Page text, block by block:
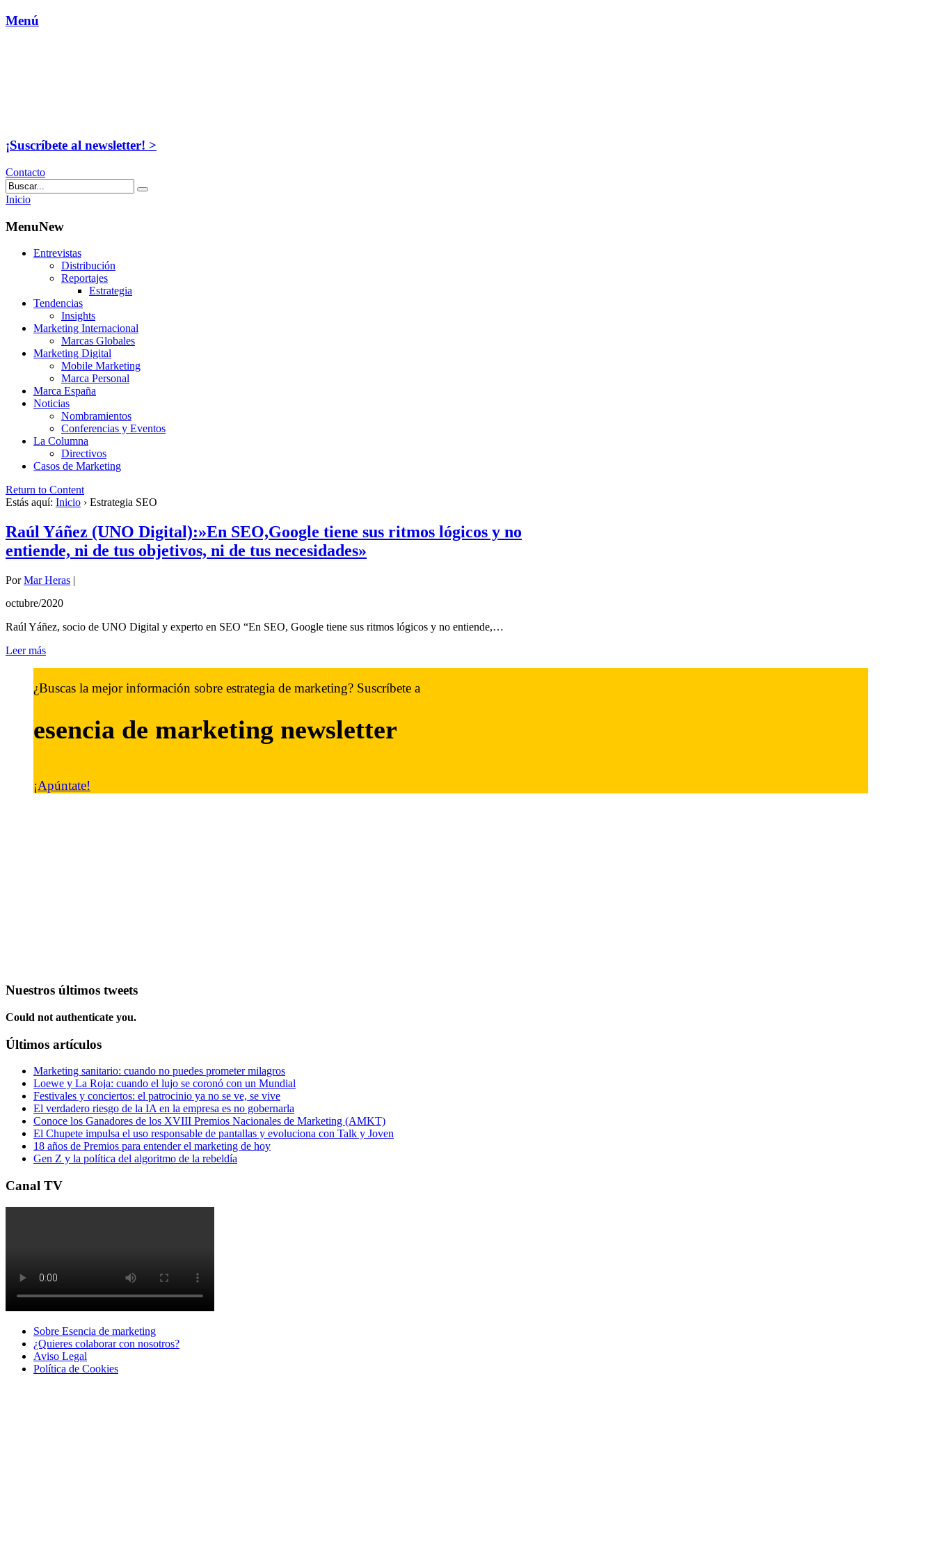
Menú
¡Suscríbete al newsletter! >
Contacto
Inicio
MenuNew
Entrevistas
Distribución
Reportajes
Estrategia
Tendencias
Insights
Marketing Internacional
Marcas Globales
Marketing Digital
Mobile Marketing
Marca Personal
Marca España
Noticias
Nombramientos
Conferencias y Eventos
La Columna
Directivos
Casos de Marketing
Return to Content
Estás aquí: Inicio › Estrategia SEO
Raúl Yáñez (UNO Digital):»En SEO,Google tiene sus ritmos lógicos y no
entiende, ni de tus objetivos, ni de tus necesidades»
PorMar Heras |
octubre/2020
Raúl Yáñez, socio de UNO Digital y experto en SEO “En SEO, Google tiene sus ritmos lógicos y no entiende,…
Leer más
¿Buscas la mejor información sobre estrategia de marketing? Suscríbete a
esencia de marketing newsletter
¡Apúntate!
Nuestros últimos tweets
Could not authenticate you.
Últimos artículos
Marketing sanitario: cuando no puedes prometer milagros
Loewe y La Roja: cuando el lujo se coronó con un Mundial
Festivales y conciertos: el patrocinio ya no se ve, se vive
El verdadero riesgo de la IA en la empresa es no gobernarla
Conoce los Ganadores de los XVIII Premios Nacionales de Marketing (AMKT)
El Chupete impulsa el uso responsable de pantallas y evoluciona con Talk y Joven
18 años de Premios para entender el marketing de hoy
Gen Z y la política del algoritmo de la rebeldía
Canal TV
Sobre Esencia de marketing
¿Quieres colaborar con nosotros?
Aviso Legal
Polí­tica de Cookies